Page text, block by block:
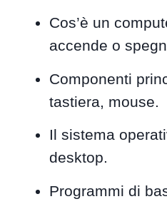
Cos’è un
accende o
Componenti
tastiera, mouse.
Il sistema
desktop.
Programmi di